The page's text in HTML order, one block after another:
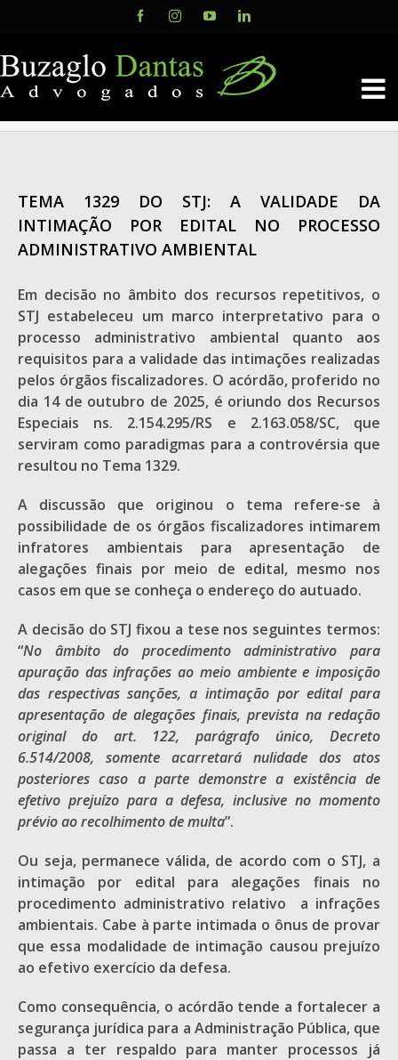
content
FacebookInstagramYouTubeLinkedIn
TEMA 1329 DO STJ: A VALIDADE DA
INTIMAÇÃO POR EDITAL NO PROCESSO
ADMINISTRATIVO AMBIENTAL
Em decisão no âmbito dos recursos repetitivos, o
STJ estabeleceu um marco interpretativo para o
processo administrativo ambiental quanto aos
requisitos para a validade das intimações realizadas
pelos órgãos fiscalizadores. O acórdão, proferido no
dia 14 de outubro de 2025, é oriundo dos Recursos
Especiais ns. 2.154.295/RS e 2.163.058/SC, que
serviram como paradigmas para a controvérsia que
resultou no Tema 1329.
A discussão que originou o tema refere-se à
possibilidade de os órgãos fiscalizadores intimarem
infratores ambientais para apresentação de
alegações finais por meio de edital, mesmo nos
casos em que se conheça o endereço do autuado.
A decisão do STJ fixou a tese nos seguintes termos:
“No âmbito do procedimento administrativo para
apuração das infrações ao meio ambiente e imposição
das respectivas sanções, a intimação por edital para
apresentação de alegações finais, prevista na redação
original do art. 122, parágrafo único, Decreto
6.514/2008, somente acarretará nulidade dos atos
posteriores caso a parte demonstre a existência de
efetivo prejuízo para a defesa, inclusive no momento
prévio ao recolhimento de multa”.
Ou seja, permanece válida, de acordo com o STJ, a
intimação por edital para alegações finais no
procedimento administrativo relativo a infrações
ambientais. Cabe à parte intimada o ônus de provar
que essa modalidade de intimação causou prejuízo
ao efetivo exercício da defesa.
Como consequência, o acórdão tende a fortalecer a
segurança jurídica para a Administração Pública, que
passa a ter respaldo para manter processos já